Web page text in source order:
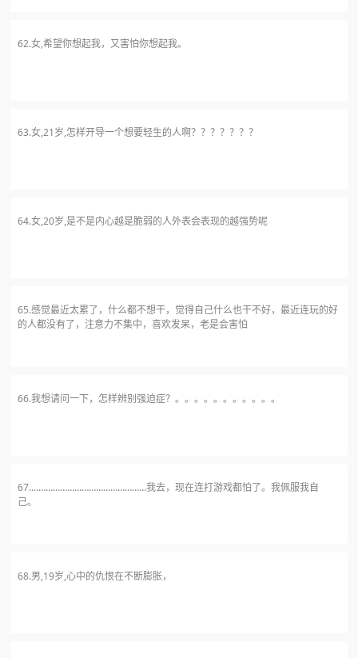
62.女,希望你想起我，又害怕你想起我。
63.女,21岁,怎样开导一个想要轻生的人啊？？？？？？？
64.女,20岁,是不是内心越是脆弱的人外表会表现的越强势呢
65.感觉最近太累了，什么都不想干，觉得自己什么也干不好，最近连玩的好
的人都没有了，注意力不集中，喜欢发呆，老是会害怕
66.我想请问一下，怎样辨别强迫症？。。。。。。。。。。。
67.…………………………………………我去，现在连打游戏都怕了。我佩服我自
己。
68.男,19岁,心中的仇恨在不断膨胀，